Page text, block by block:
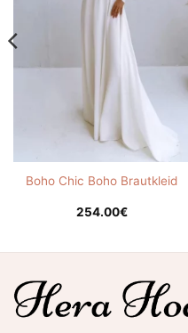
Boho Chic Boho Brautkleid
254.00€